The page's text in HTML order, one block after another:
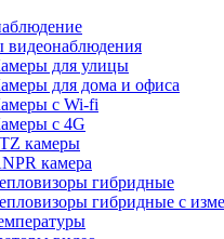
видеонаблюдения
для улицы
для дома и офиса
с Wi-fi
с 4G
камеры
камера
гибридные
гибридные c